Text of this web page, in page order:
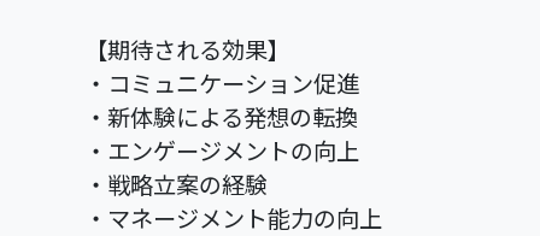
【期待される効果】
・コミュニケーション促進
・新体験による発想の転換
・エンゲージメントの向上
・戦略立案の経験
・マネージメント能力の向上